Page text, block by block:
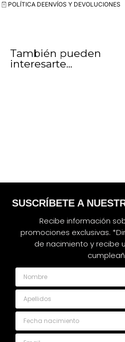
POLÍTICA DEENVÍOS Y DEVOLUCIONES
También pueden
interesarte...
SUSCRÍBETE A
Recibe información
promociones exclusivas.
de nacimiento y recibe
Nombre
Apellidos
Fecha nacimiento
Email